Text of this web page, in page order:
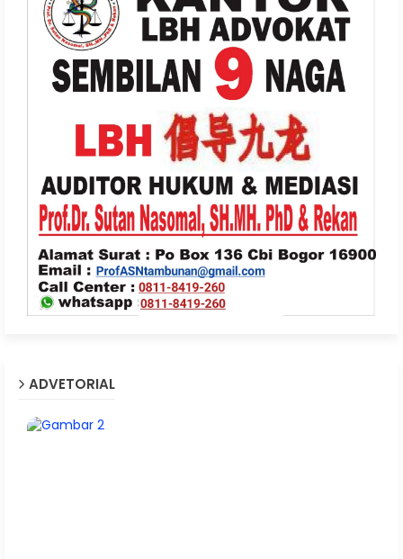
ADVETORIAL